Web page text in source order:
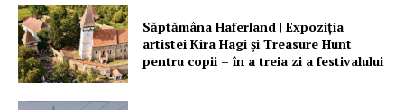
Săptămâna Haferland | Expoziţia
artistei Kira Hagi şi Treasure Hunt
pentru copii – în a treia zi a festivalului